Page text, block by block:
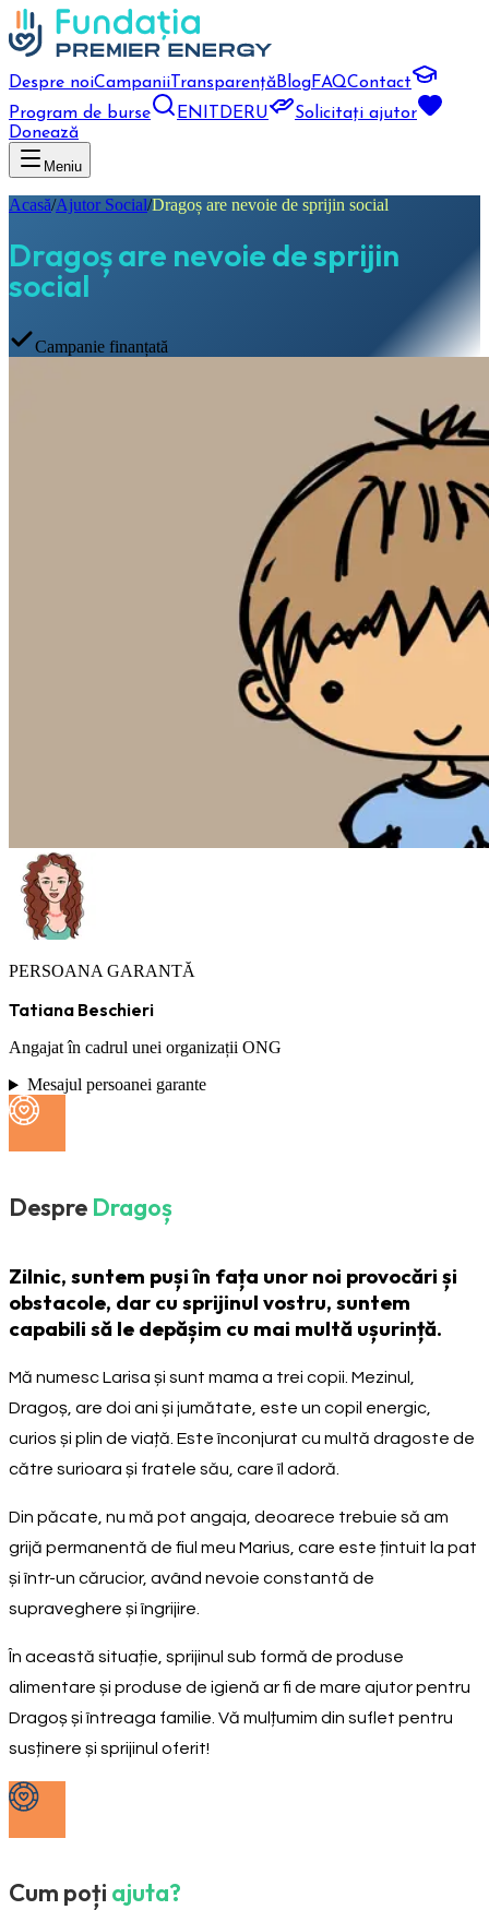
Despre noiCampanii TransparențăBlogFAQContact
Program de burse
EN DERU
Solicitați ajutor
Donează
Meniu
Acasă/Ajutor Social/Dragoș are nevoie de sprijin social
Dragoș are nevoie de sprijin
social
Campanie finanțată
PERSOANA GARANTĂ
Tatiana Beschieri
Angajat în cadrul unei organizații ONG
Mesajul persoanei garante
Despre Dragoș
Zilnic, suntem puși în fața unor noi provocări și
obstacole, dar cu sprijinul vostru, suntem
capabili să le depășim cu mai multă ușurință.
Mă numesc Larisa și sunt mama a trei copii. Mezinul,
Dragoș, are doi ani și jumătate, este un copil energic,
curios și plin de viață. Este înconjurat cu multă dragoste de
către surioara și fratele său, care îl adoră.
Din păcate, nu mă pot angaja, deoarece trebuie să am
grijă permanentă de fiul meu Marius, care este țintuit la pat
și într-un cărucior, având nevoie constantă de
supraveghere și îngrijire.
În această situație, sprijinul sub formă de produse
alimentare și produse de igienă ar fi de mare ajutor pentru
Dragoș și întreaga familie. Vă mulțumim din suflet pentru
susținere și sprijinul oferit!
Cum poți ajuta?